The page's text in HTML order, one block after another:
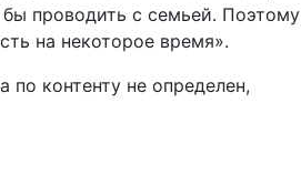
проводить с семьей. Поэтому
на некоторое время».
контенту не определен,